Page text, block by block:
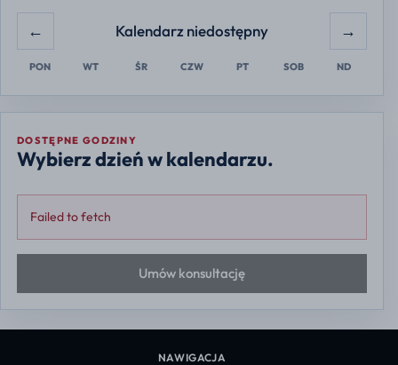
← Kalendarz niedostępny →
PON WT ŚR CZW PT SOB ND
DOSTĘPNE GODZINY
Wybierz dzień w kalendarzu.
Failed to fetch
Umów konsultację
NAWIGACJA